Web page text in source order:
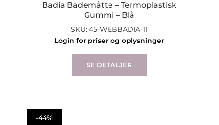
Badia Bademåtte – Termoplastisk
Gummi – Blå
SKU: 45-WEBBADIA-11
Login for priser og oplysninger
SE DETALJER
-44%